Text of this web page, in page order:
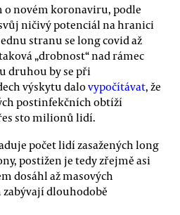
novém koronaviru, podle
ničivý potenciál na hranici
stranu se long covid až
„drobnost“ nad rámec
druhou by se při
výskytu dalovypočítávat, že
postinfekčních obtíží
sto milionů lidí.
počet lidí zasažených long
postižen je tedy zřejmě asi
dosáhl až masových
dlouhodobě